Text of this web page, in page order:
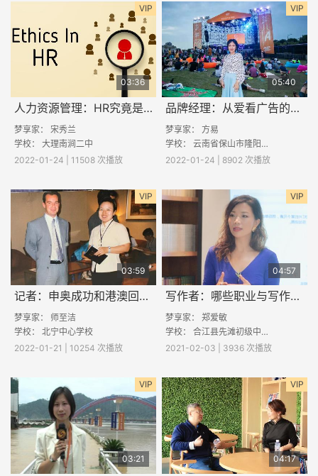
VIP
03:36
人力资源管理：HR究竟是怎么招人的？
梦享家： 宋秀兰
学校： 大理南涧二中
2022-01-24 | 11508 次播放
VIP
05:40
品牌经理：从爱看广告的女孩到品牌经理
梦享家： 方易
学校： 云南省保山市隆阳区杨柳民族中学
2022-01-24 | 8902 次播放
VIP
03:59
记者：申奥成功和港澳回归的难忘报道
梦享家： 师至洁
学校： 北宁中心学校
2022-01-21 | 10254 次播放
VIP
04:57
写作者：哪些职业与写作有关
梦享家： 郑爱敏
学校： 合江县先滩初级中学
2021-02-03 | 3936 次播放
VIP
03:21
VIP
04:17